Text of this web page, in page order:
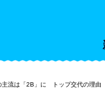
流は「2B」に トップ交代の理由